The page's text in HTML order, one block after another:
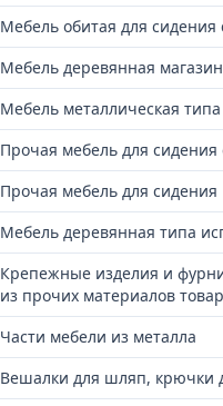
Мебель обитая для
Мебель деревянная
Мебель металлическая
Прочая мебель для
Прочая мебель для сидения
Мебель деревянная типа
Крепежные изделия и
из прочих материалов
Части мебели из металла
Вешалки для шляп, крючки